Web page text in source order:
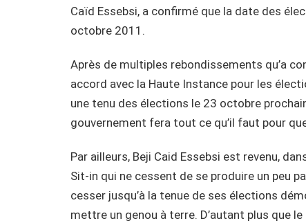
Caïd Essebsi, a confirmé que la date des
octobre 2011.
Après de multiples rebondissements qu’a
accord avec la Haute Instance pour les
une tenu des élections le 23 octobre
gouvernement fera tout ce qu’il faut pour
Par ailleurs, Beji Caid Essebsi est revenu,
Sit-in qui ne cessent de se produire un peu
cesser jusqu’à la tenue de ses élections
mettre un genou à terre. D’autant plus que